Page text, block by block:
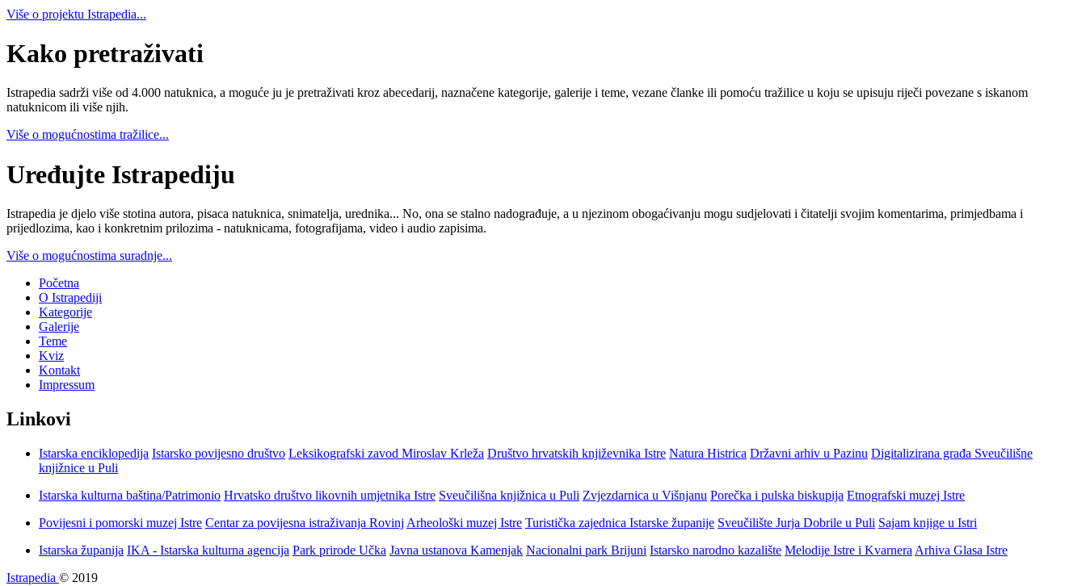
Više o projektu Istrapedia...
Kako pretraživati
Istrapedia sadrži više od 4.000 natuknica, a moguće ju je pretraživati kroz abecedarij, naznačene kategorije, galerije i teme, vezane članke ili pomoću tražilice u koju se upisuju riječi povezane s iskanom
natuknicom ili više njih.
Više o mogućnostima tražilice...
Uređujte Istrapediju
Istrapedia je djelo više stotina autora, pisaca natuknica, snimatelja, urednika... No, ona se stalno nadograđuje, a u njezinom obogaćivanju mogu sudjelovati i čitatelji svojim komentarima, primjedbama i
prijedlozima, kao i konkretnim prilozima - natuknicama, fotografijama, video i audio zapisima.
Više o mogućnostima suradnje...
Početna
O Istrapediji
Kategorije
Galerije
Teme
Kviz
Kontakt
Impressum
Linkovi
Istarska enciklopedija Istarsko povijesno društvo Leksikografski zavod Miroslav Krleža Društvo hrvatskih književnika Istre Natura Histrica Državni arhiv u Pazinu Digitalizirana građa Sveučilišne
knjižnice u Puli
Istarska kulturna baština/Patrimonio Hrvatsko društvo likovnih umjetnika Istre Sveučilišna knjižnica u Puli Zvjezdarnica u Višnjanu Porečka i pulska biskupija Etnografski muzej Istre
Povijesni i pomorski muzej Istre Centar za povijesna istraživanja Rovinj Arheološki muzej Istre Turistička zajednica Istarske županije Sveučilište Jurja Dobrile u Puli Sajam knjige u Istri
Istarska županija IKA - Istarska kulturna agencija Park prirode Učka Javna ustanova Kamenjak Nacionalni park Brijuni Istarsko narodno kazalište Melodije Istre i Kvarnera Arhiva Glasa Istre
Istrapedia © 2019